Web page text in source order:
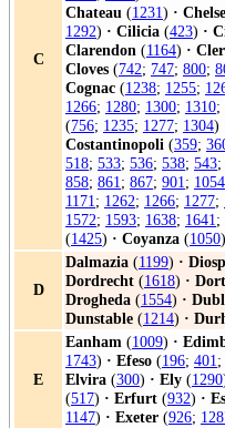
C
Chateau (1231) ·
1292) · Cilicia (423) ·
Clarendon (1164) ·
Cloves (742; 747; 800;
Cognac (1238; 1255;
1266; 1280; 1300; 1310;
(756; 1235; 1277; 1304)
Costantinopoli (359;
518; 533; 536; 538; 543;
858; 861; 867; 901; 1054
1171; 1262; 1266; 1277;
1572; 1593; 1638; 1641;
(1425) · Coyanza (1050)
D
Dalmazia (1199) ·
Dordrecht (1618) ·
Drogheda (1554) ·
Dunstable (1214) ·
E
Eanham (1009) ·
1743) · Efeso (196; 401;
Elvira (300) · Ely (1290
(517) · Erfurt (932) ·
1147) · Exeter (926;